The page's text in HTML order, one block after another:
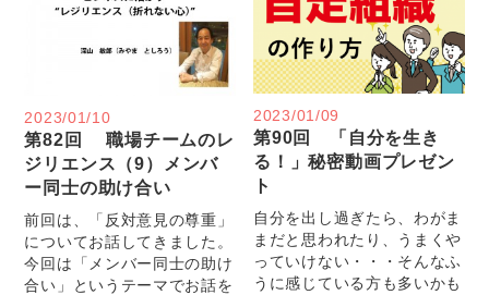
2023/01/10
第82回 職場チームのレ
ジリエンス（9）メンバ
ー同士の助け合い
前回は、「反対意見の尊重」
についてお話してきました。
今回は「メンバー同士の助け
合い」というテーマでお話を
2023/01/09
第90回 「自分を生き
る！」秘密動画プレゼン
ト
自分を出し過ぎたら、わがま
まだと思われたり、うまくや
っていけない・・・そんなふ
うに感じている方も多いかも